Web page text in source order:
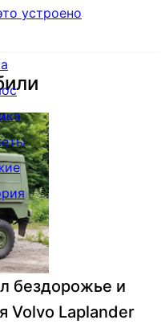
устроено
бездорожье и
Volvo Laplander